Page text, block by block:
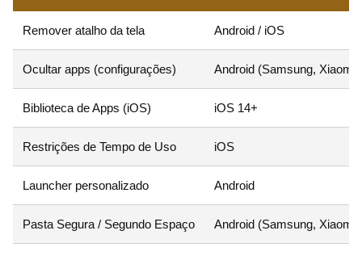
Remover atalho da tela Android / iOS
Ocultar apps (configurações) Android (Samsung,
Biblioteca de Apps (iOS) iOS 14+
Restrições de Tempo de Uso iOS
Launcher personalizado Android
Pasta Segura / Segundo Espaço Android (Samsung, Xiaomi)